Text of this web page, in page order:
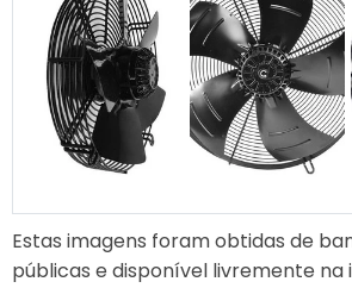
Estas imagens foram obtidas de
públicas e disponível livremente